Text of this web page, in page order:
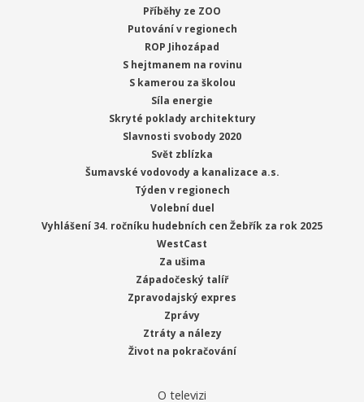
Příběhy ze ZOO
Putování v regionech
ROP Jihozápad
S hejtmanem na rovinu
S kamerou za školou
Síla energie
Skryté poklady architektury
Slavnosti svobody 2020
Svět zblízka
Šumavské vodovody a kanalizace a.s.
Týden v regionech
Volební duel
Vyhlášení 34. ročníku hudebních cen Žebřík za rok 2025
WestCast
Za ušima
Západočeský talíř
Zpravodajský expres
Zprávy
Ztráty a nálezy
Život na pokračování
O televizi